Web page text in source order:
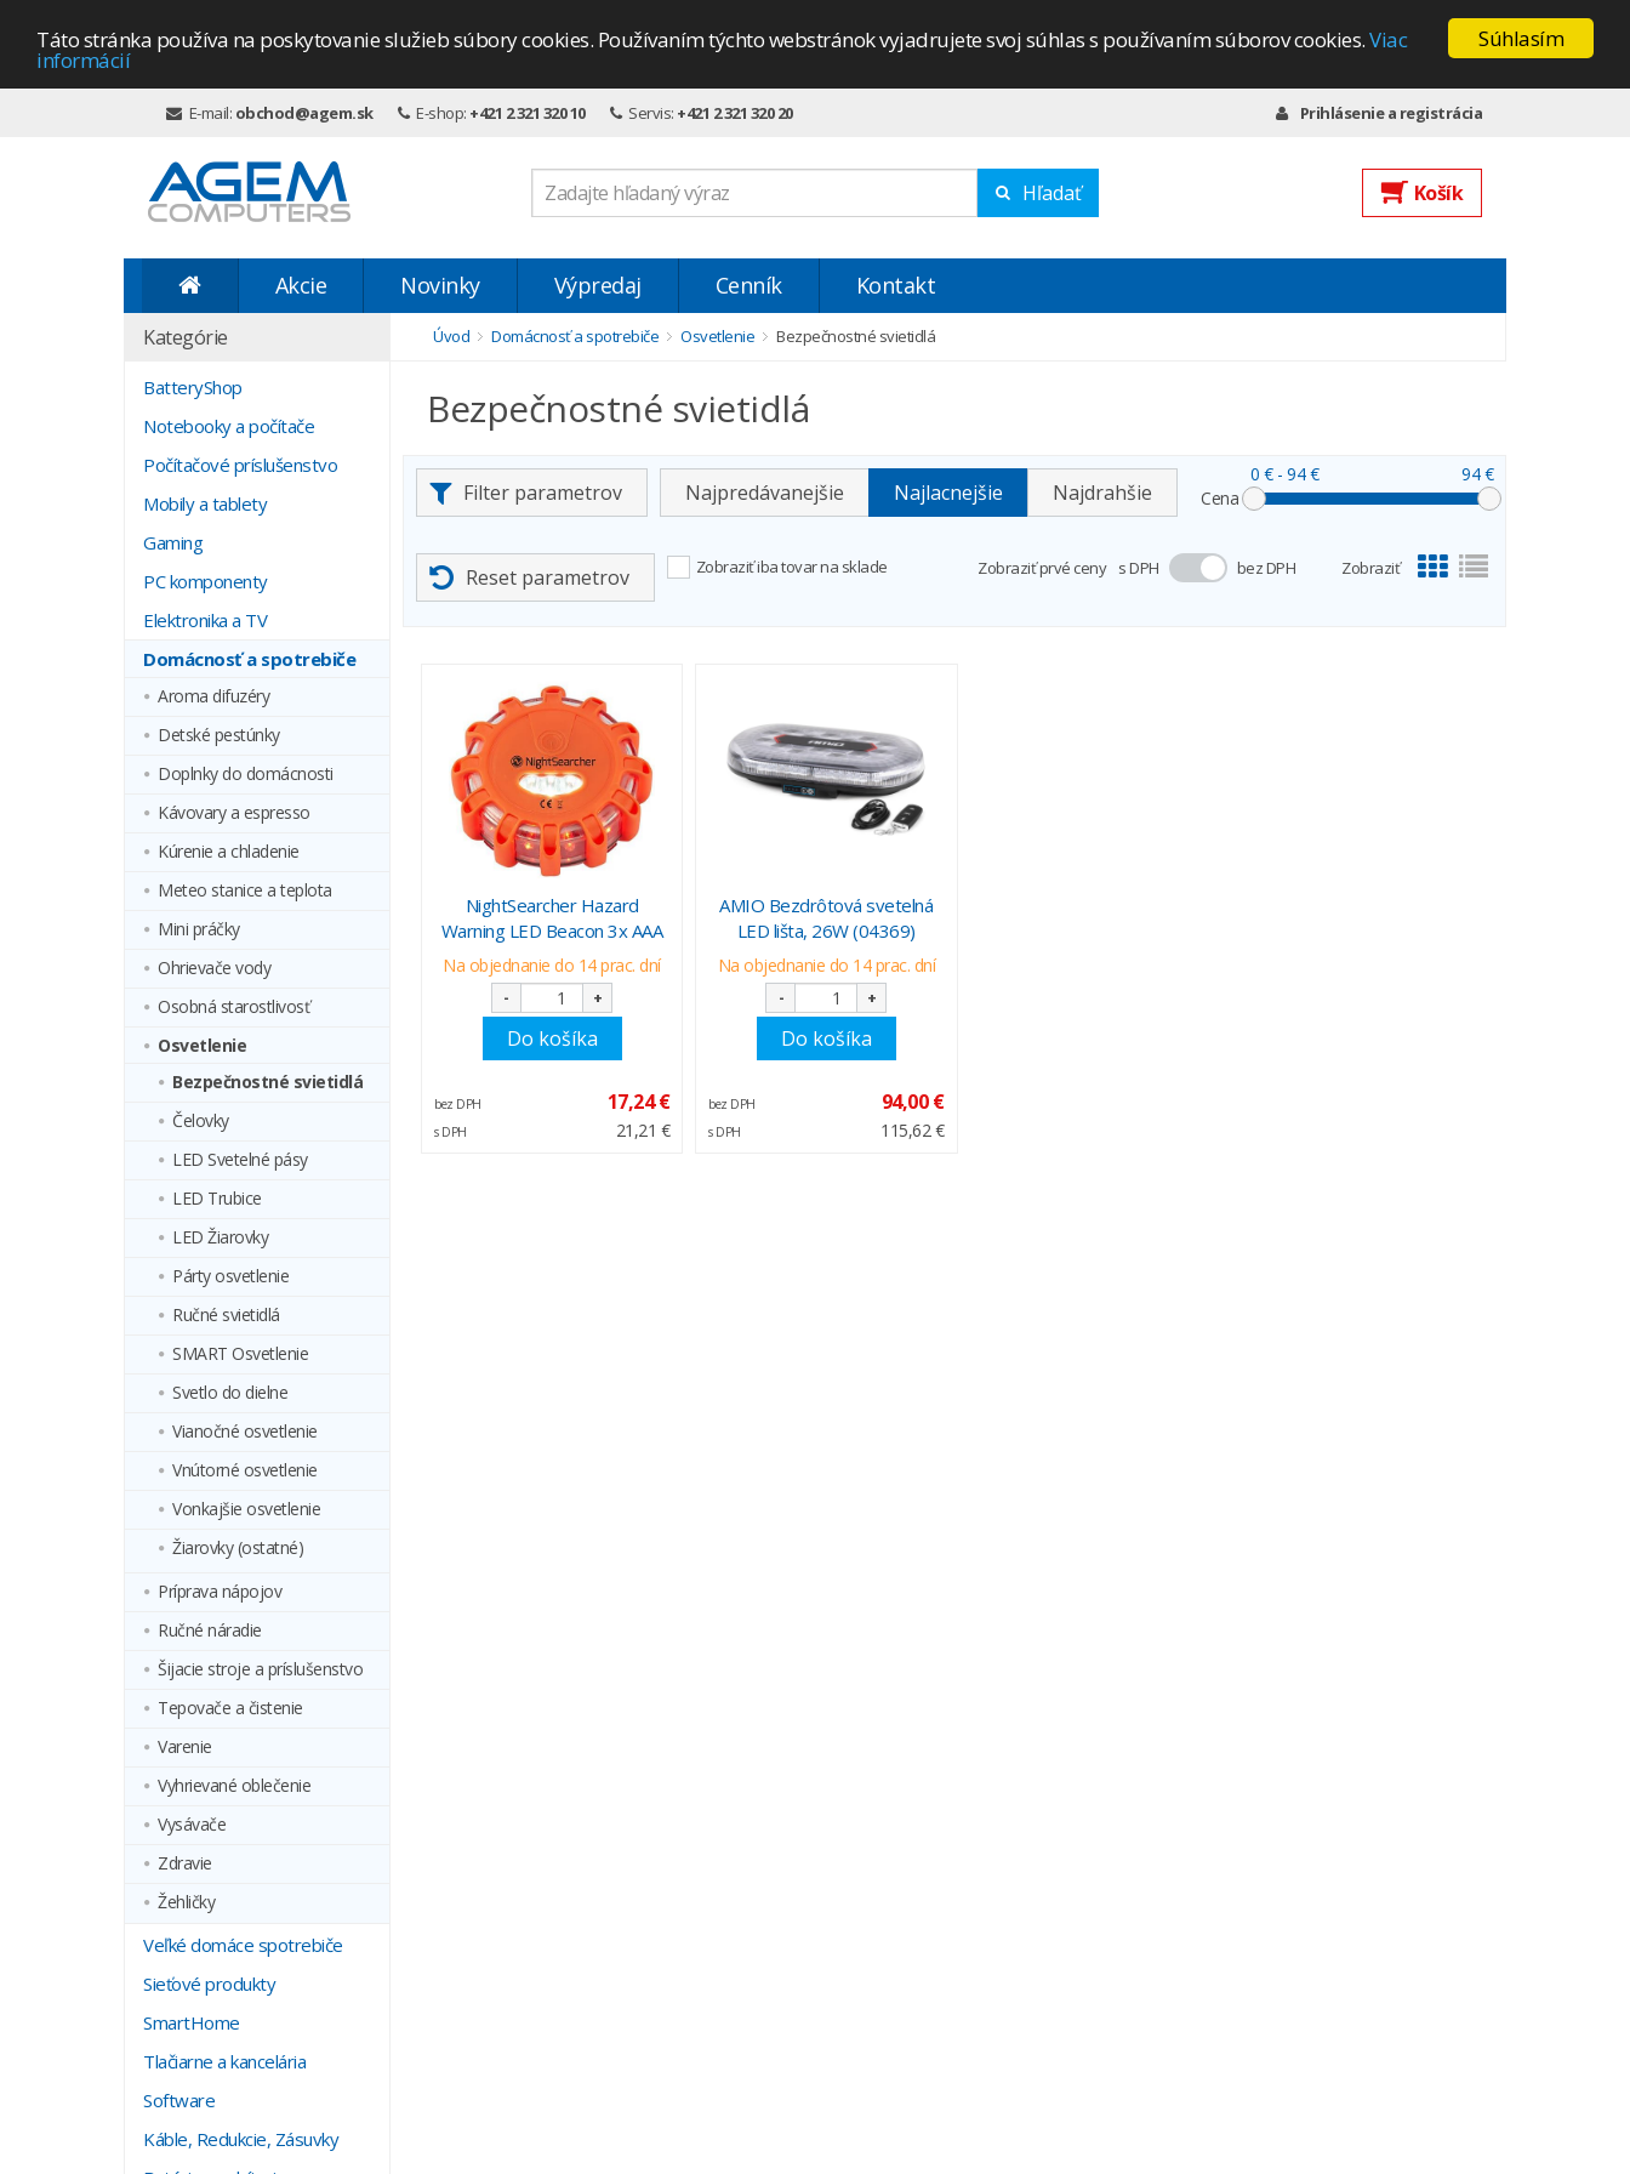
Súhlasím
Táto stránka používa na poskytovanie služieb súbory cookies. Používaním týchto webstránok vyjadrujete svoj súhlas s používaním súborov cookies.Viac
informácií
E-mail: obchod@agem.sk E-shop: +421 2 321 320 10 Servis: +421 2 321 320 20 Prihlásenie a registrácia
Hľadať Košík
Akcie Novinky Výpredaj Cenník Kontakt
Kategórie
BatteryShop
Notebooky a počítače
Počítačové príslušenstvo
Mobily a tablety
Gaming
PC komponenty
Elektronika a TV
Domácnosť a spotrebiče
Aroma difuzéry
Detské pestúnky
Doplnky do domácnosti
Kávovary a espresso
Kúrenie a chladenie
Meteo stanice a teplota
Mini práčky
Ohrievače vody
Osobná starostlivosť
Osvetlenie
Bezpečnostné svietidlá
Čelovky
LED Svetelné pásy
LED Trubice
LED Žiarovky
Párty osvetlenie
Ručné svietidlá
SMART Osvetlenie
Svetlo do dielne
Vianočné osvetlenie
Vnútorné osvetlenie
Vonkajšie osvetlenie
Žiarovky (ostatné)
Príprava nápojov
Ručné náradie
Šijacie stroje a príslušenstvo
Tepovače a čistenie
Varenie
Vyhrievané oblečenie
Vysávače
Zdravie
Žehličky
Veľké domáce spotrebiče
Sieťové produkty
SmartHome
Tlačiarne a kancelária
Software
Káble, Redukcie, Zásuvky
Úvod Domácnosť a spotrebiče Osvetlenie Bezpečnostné svietidlá
Bezpečnostné svietidlá
Filter parametrov Najpredávanejšie Najlacnejšie Najdrahšie Cena
0 €- 94 € 94 €
Reset parametrov Zobraziť iba tovar na sklade Zobraziť prvé ceny s DPH bez DPH Zobraziť
NightSearcher Hazard
Warning LED Beacon 3x AAA
Na objednanie do 14 prac. dní
- +
Do košíka
bez DPH 17,24 €
s DPH 21,21 €
AMIO Bezdrôtová svetelná
LED lišta, 26W (04369)
Na objednanie do 14 prac. dní
- +
Do košíka
bez DPH 94,00 €
s DPH 115,62 €